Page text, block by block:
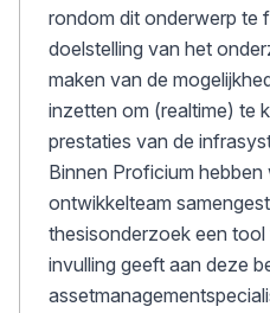
rondom dit onderwerp te
doelstelling van het
maken van de
inzetten om (realtime) te
prestaties van de
Binnen Proficium hebben
ontwikkelteam
thesisonderzoek een
invulling geeft aan deze